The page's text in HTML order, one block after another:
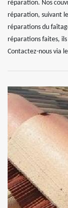
réparation. Nos
réparation, suivant
réparations du
réparations faites,
Contactez-nous via